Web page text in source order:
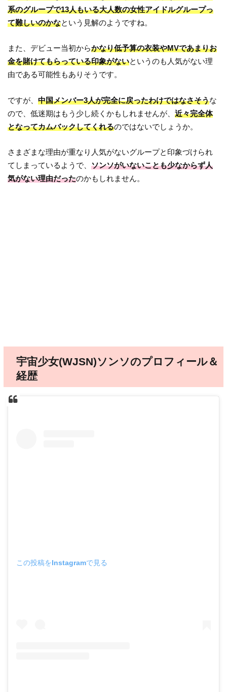
系のグループで13人もいる大人数の女性アイドルグループっ
て難しいのかなという見解のようですね。
また、デビュー当初からかなり低予算の衣装やMVであまりお
金を賭けてもらっている印象がないというのも人気がない理
由である可能性もありそうです。
ですが、中国メンバー3人が完全に戻ったわけではなさそうな
ので、低迷期はもう少し続くかもしれませんが、近々完全体
となってカムバックしてくれるのではないでしょうか。
さまざまな理由が重なり人気がないグループと印象づけられ
てしまっているようで、ソンソがいないことも少なからず人
気がない理由だったのかもしれません。
宇宙少女(WJSN)ソンソのプロフィール＆
経歴
この投稿をInstagramで見る